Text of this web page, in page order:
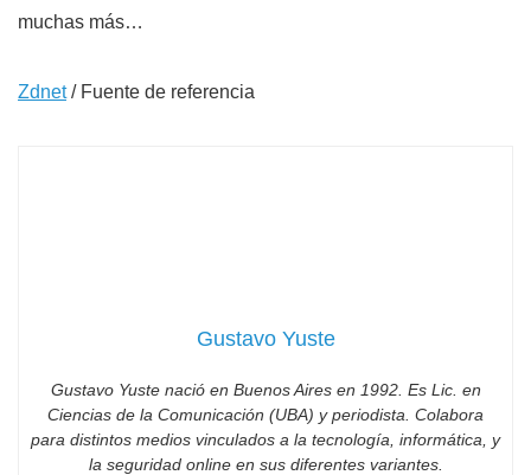
muchas más…
Zdnet/ Fuente de referencia
Gustavo Yuste
Gustavo Yuste nació en Buenos Aires en 1992. Es Lic. en
Ciencias de la Comunicación (UBA) y periodista. Colabora
para distintos medios vinculados a la tecnología, informática, y
la seguridad online en sus diferentes variantes.